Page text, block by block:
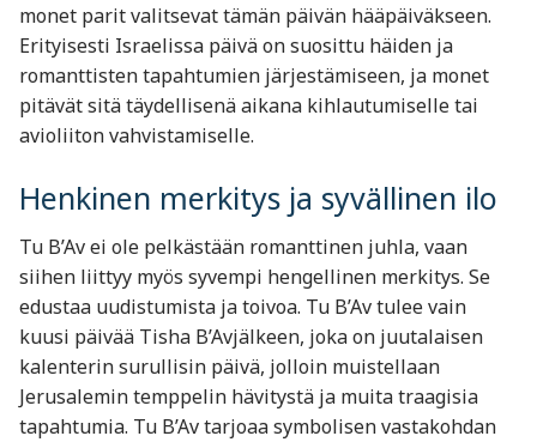
monet parit valitsevat tämän päivän hääpäiväkseen.
Erityisesti Israelissa päivä on suosittu häiden ja
romanttisten tapahtumien järjestämiseen, ja monet
pitävät sitä täydellisenä aikana kihlautumiselle tai
avioliiton vahvistamiselle.
Henkinen merkitys ja syvällinen ilo
Tu B’Av ei ole pelkästään romanttinen juhla, vaan
siihen liittyy myös syvempi hengellinen merkitys. Se
edustaa uudistumista ja toivoa. Tu B’Av tulee vain
kuusi päivää Tisha B’Avjälkeen, joka on juutalaisen
kalenterin surullisin päivä, jolloin muistellaan
Jerusalemin temppelin hävitystä ja muita traagisia
tapahtumia. Tu B’Av tarjoaa symbolisen vastakohdan